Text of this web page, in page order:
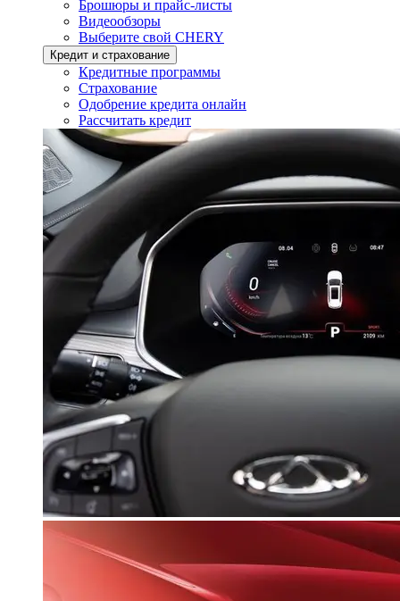
Брошюры и прайс-листы
Видеообзоры
Выберите свой CHERY
Кредит и страхование
Кредитные программы
Страхование
Одобрение кредита онлайн
Рассчитать кредит